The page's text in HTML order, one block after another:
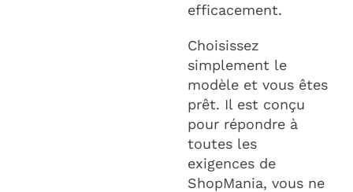
efficacement.
Choisissez
simplement le
modèle et vous êtes
prêt. Il est conçu
pour répondre à
toutes les
exigences de
ShopMania, vous ne